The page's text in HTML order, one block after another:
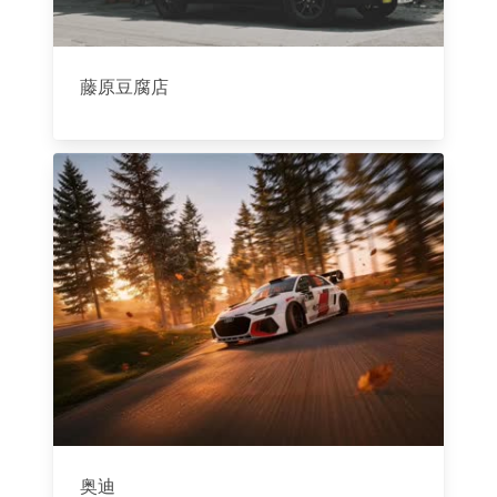
藤原豆腐店
奥迪